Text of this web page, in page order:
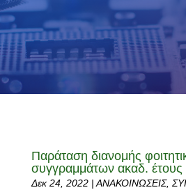
Παράταση διανομής
συγγραμμάτων ακαδ.
Δεκ 24, 2022| ΑΝΑΚΟΙΝΩΣΕΙΣ,